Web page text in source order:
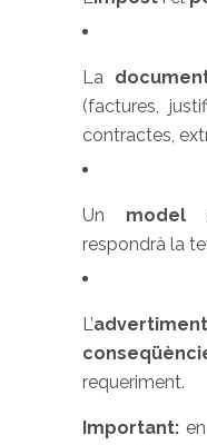
La
(factures,
contractes,
Un model
respondrà la
L’
requeriment.
Important: